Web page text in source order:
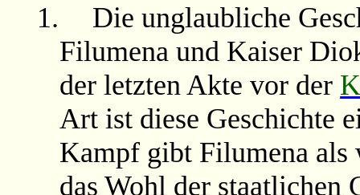
1.
Die unglaubliche
Filumena und Kaiser
der letzten Akte vor der
Art ist diese Geschichte
Kampf gibt Filumena als
das Wohl der staatlichen